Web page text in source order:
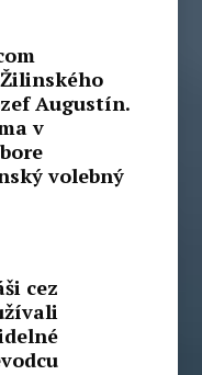
Augustín.
v
volebný
cez